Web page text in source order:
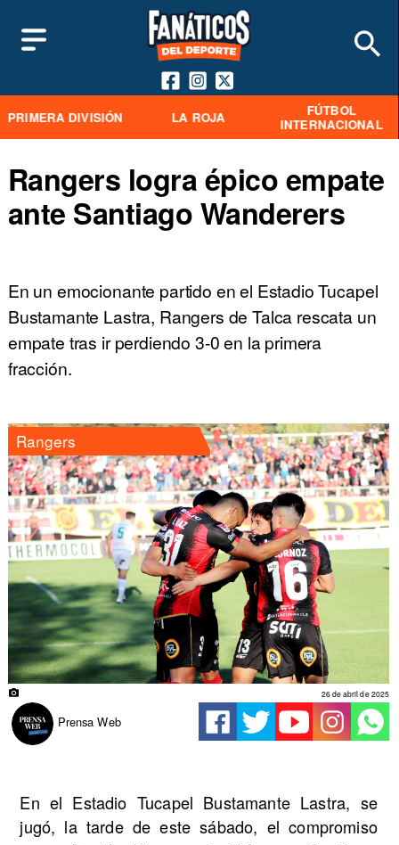
PRIMERA DIVISIÓN LA ROJA
FÚTBOL
INTERNACIONAL
Rangers logra épico empate
ante Santiago Wanderers
En un emocionante partido en el Estadio Tucapel
Bustamante Lastra, Rangers de Talca rescata un
empate tras ir perdiendo 3-0 en la primera
fracción.
Rangers
Prensa Web
26 de abril de 2025
En el Estadio Tucapel Bustamante Lastra, se
jugó, la tarde de este sábado, el compromiso